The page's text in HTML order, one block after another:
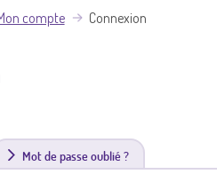
compte Connexion
Mot de passe oublié ?